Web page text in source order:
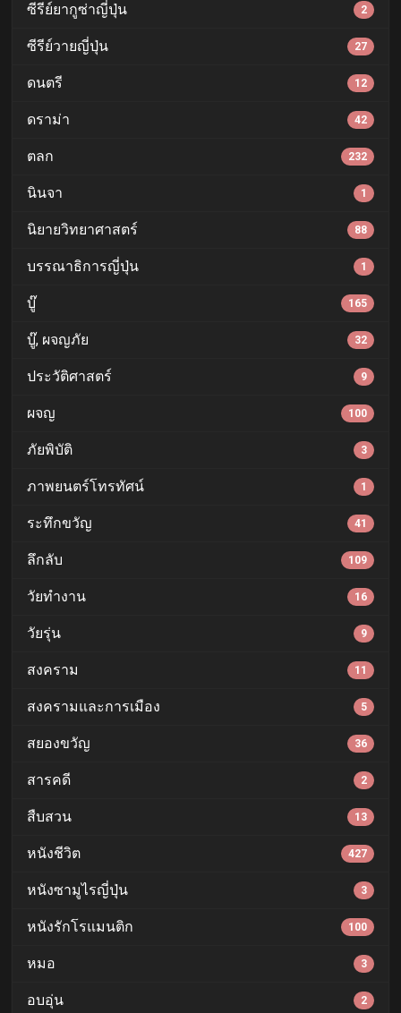
ซีรีย์ยากูซ่าญี่ปุ่น 2
ซีรีย์วายญี่ปุ่น 27
ดนตรี 12
ดราม่า 42
ตลก 232
นินจา 1
นิยายวิทยาศาสตร์ 88
บรรณาธิการญี่ปุ่น 1
บู๊ 165
บู๊, ผจญภัย 32
ประวัติศาสตร์ 9
ผจญ 100
ภัยพิบัติ 3
ภาพยนตร์โทรทัศน์ 1
ระทึกขวัญ 41
ลึกลับ 109
วัยทำงาน 16
วัยรุ่น 9
สงคราม 11
สงครามและการเมือง 5
สยองขวัญ 36
สารคดี 2
สืบสวน 13
หนังชีวิต 427
หนังซามูไรญี่ปุ่น 3
หนังรักโรแมนติก 100
หมอ 3
อบอุ่น 2